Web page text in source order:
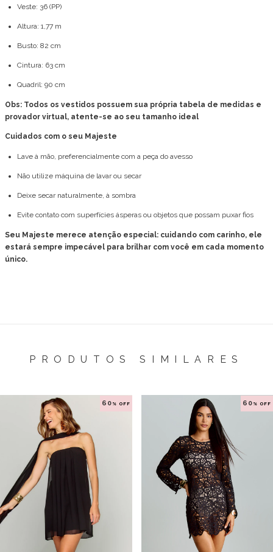
Veste: 36 (PP)
Altura: 1,77 m
Busto: 82 cm
Cintura: 63 cm
Quadril: 90 cm
Obs: Todos os vestidos possuem sua própria tabela de medidas e
provador virtual, atente-se ao seu tamanho ideal
Cuidados com o seu Majeste
Lave à mão, preferencialmente com a peça do avesso
Não utilize máquina de lavar ou secar
Deixe secar naturalmente, à sombra
Evite contato com superfícies ásperas ou objetos que possam puxar fios
Seu Majeste merece atenção especial: cuidando com carinho, ele
estará sempre impecável para brilhar com você em cada momento
único.
PRODUTOS SIMILARES
60 % OFF 60 % OFF